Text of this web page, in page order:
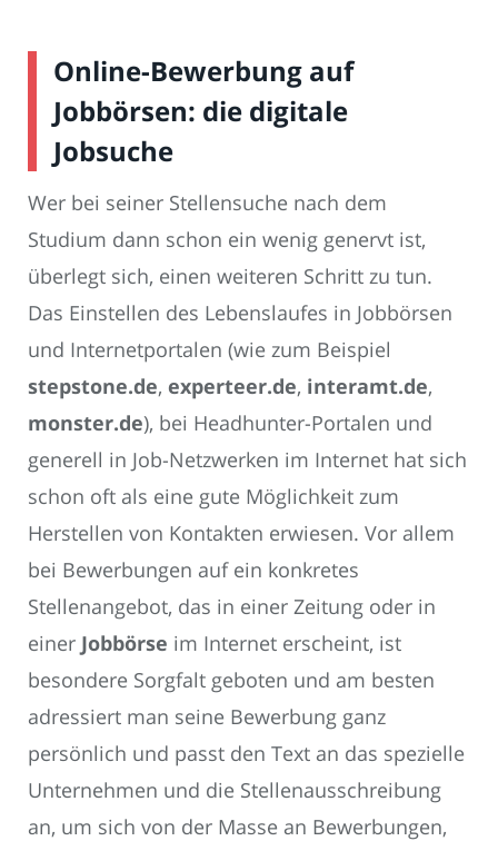
Online-Bewerbung auf
Jobbörsen: die digitale
Jobsuche
Wer bei seiner Stellensuche nach dem
Studium dann schon ein wenig genervt ist,
überlegt sich, einen weiteren Schritt zu tun.
Das Einstellen des Lebenslaufes in Jobbörsen
und Internetportalen (wie zum Beispiel
stepstone.de, experteer.de, interamt.de,
monster.de), bei Headhunter-Portalen und
generell in Job-Netzwerken im Internet hat sich
schon oft als eine gute Möglichkeit zum
Herstellen von Kontakten erwiesen. Vor allem
bei Bewerbungen auf ein konkretes
Stellenangebot, das in einer Zeitung oder in
einer Jobbörse im Internet erscheint, ist
besondere Sorgfalt geboten und am besten
adressiert man seine Bewerbung ganz
persönlich und passt den Text an das spezielle
Unternehmen und die Stellenausschreibung
an, um sich von der Masse an Bewerbungen,